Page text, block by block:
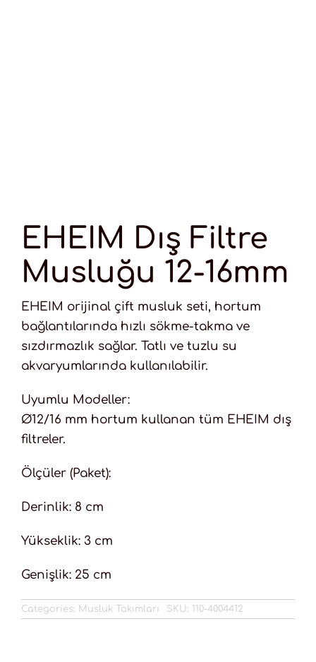
EHEIM Dış Filtre
Musluğu 12-16mm
EHEIM orijinal çift musluk seti, hortum
bağlantılarında hızlı sökme-takma ve
sızdırmazlık sağlar. Tatlı ve tuzlu su
akvaryumlarında kullanılabilir.
Uyumlu Modeller:
Ø12/16 mm hortum kullanan tüm EHEIM dış
filtreler.
Ölçüler (Paket):
Derinlik: 8 cm
Yükseklik: 3 cm
Genişlik: 25 cm
Categories: Musluk Takımları SKU: 110-4004412